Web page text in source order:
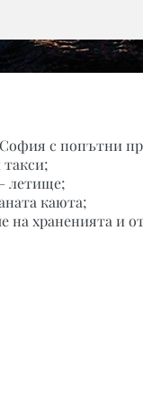
с попътни
летище;
каюта;
на храненията и